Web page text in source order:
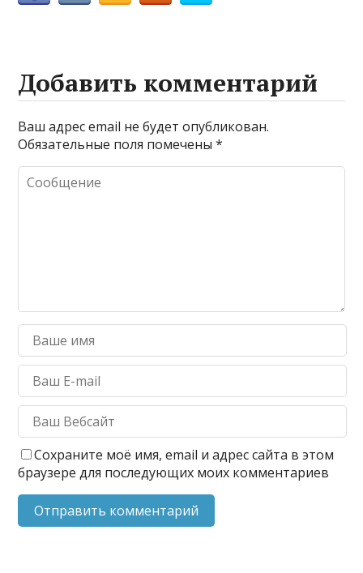
Добавить комментарий
Ваш адрес email не будет опубликован.
Обязательные поля помечены*
Сохраните моё имя, email и адрес сайта в этом
браузере для последующих моих комментариев